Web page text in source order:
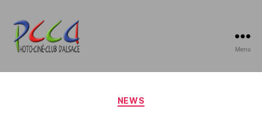
Ciné-
Menu
Catégories
NEWS